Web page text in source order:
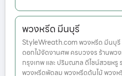
พวงหรีด มีนบุรี
StyleWreath.com พวงหรีด มีนบุรี
ดอกไม้จัดงานศพ ครบวงจร ร้านพว
กรุงเทพ และ ปริมณฑล ดีไซน์สวยหรู
พวงหรีดพัดลม พวงหรีดต้นไม้ พวงห